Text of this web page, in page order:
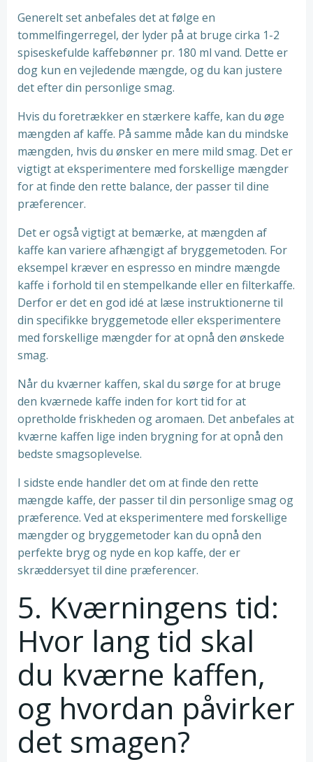
Generelt set anbefales det at følge en
tommelfingerregel, der lyder på at bruge cirka 1-2
spiseskefulde kaffebønner pr. 180 ml vand. Dette er
dog kun en vejledende mængde, og du kan justere
det efter din personlige smag.
Hvis du foretrækker en stærkere kaffe, kan du øge
mængden af kaffe. På samme måde kan du mindske
mængden, hvis du ønsker en mere mild smag. Det er
vigtigt at eksperimentere med forskellige mængder
for at finde den rette balance, der passer til dine
præferencer.
Det er også vigtigt at bemærke, at mængden af
kaffe kan variere afhængigt af bryggemetoden. For
eksempel kræver en espresso en mindre mængde
kaffe i forhold til en stempelkande eller en filterkaffe.
Derfor er det en god idé at læse instruktionerne til
din specifikke bryggemetode eller eksperimentere
med forskellige mængder for at opnå den ønskede
smag.
Når du kværner kaffen, skal du sørge for at bruge
den kværnede kaffe inden for kort tid for at
opretholde friskheden og aromaen. Det anbefales at
kværne kaffen lige inden brygning for at opnå den
bedste smagsoplevelse.
I sidste ende handler det om at finde den rette
mængde kaffe, der passer til din personlige smag og
præference. Ved at eksperimentere med forskellige
mængder og bryggemetoder kan du opnå den
perfekte bryg og nyde en kop kaffe, der er
skræddersyet til dine præferencer.
5. Kværningens tid:
Hvor lang tid skal
du kværne kaffen,
og hvordan påvirker
det smagen?